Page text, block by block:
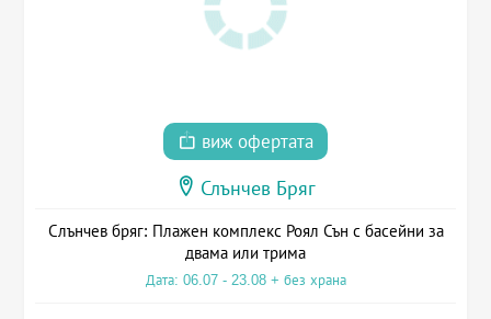
виж офертата
Слънчев Бряг
Слънчев бряг: Плажен комплекс Роял Сън с басейни за
двама или трима
Дата: 06.07 - 23.08 + без храна